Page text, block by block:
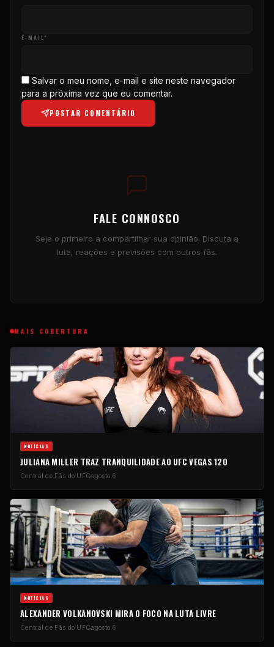
E-MAIL*
Salvar o meu nome, e-mail e site neste navegador
para a próxima vez que eu comentar.
POSTAR COMENTÁRIO
FALE CONNOSCO
Seja o primeiro a compartilhar sua opinião. Discuta a
luta, reações e previsões com outros fãs.
MAIS COBERTURA
NOTÍCIAS
JULIANA MILLER TRAZ TRANQUILIDADE AO UFC VEGAS 120
Central de Fãs do UFCagosto 6
NOTÍCIAS
ALEXANDER VOLKANOVSKI MIRA O FOCO NA LUTA LIVRE
Central de Fãs do UFCagosto 6